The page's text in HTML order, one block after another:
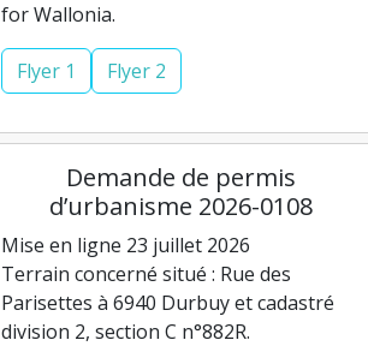
for Wallonia.
Flyer 1 Flyer 2
Demande de permis
d’urbanisme 2026-0108
Mise en ligne 23 juillet 2026
Terrain concerné situé : Rue des
Parisettes à 6940 Durbuy et cadastré
division 2, section C n°882R.